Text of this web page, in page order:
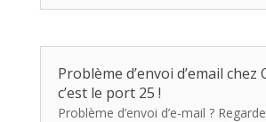
Problème d’envoi d’email chez
c’est le port 25 !
Problème d’envoi d’e-mail ?